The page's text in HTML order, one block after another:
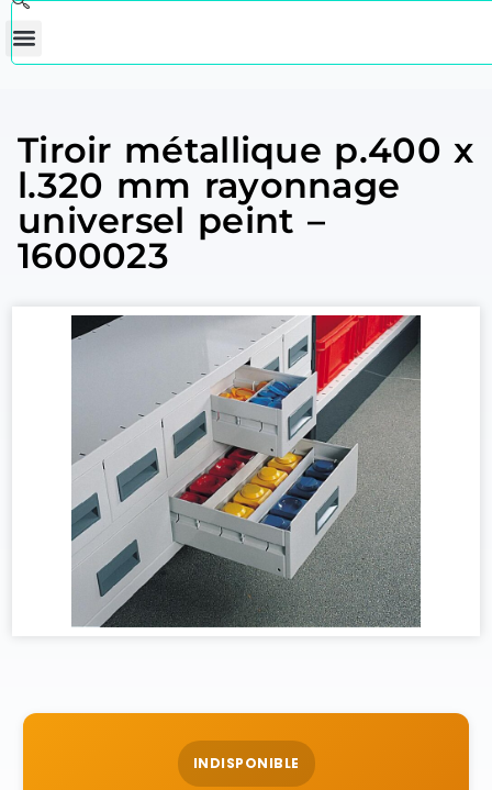
Tiroir métallique p.400 x
l.320 mm rayonnage
universel peint –
1600023
INDISPONIBLE